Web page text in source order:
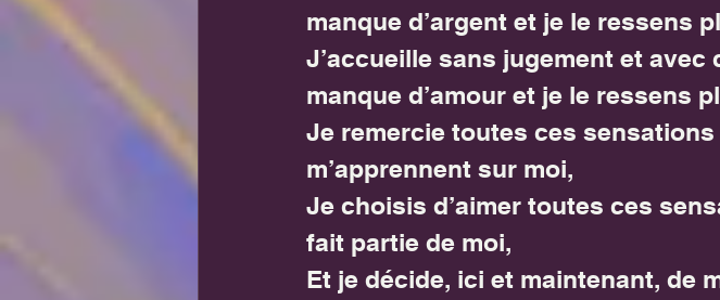
manque d’argent et je le ressens
J’accueille sans jugement et
manque d’amour et je le ressens
Je remercie toutes ces
m’apprennent sur moi,
Je choisis d’aimer toutes ces
fait partie de moi,
Et je décide, ici et maintenant, de